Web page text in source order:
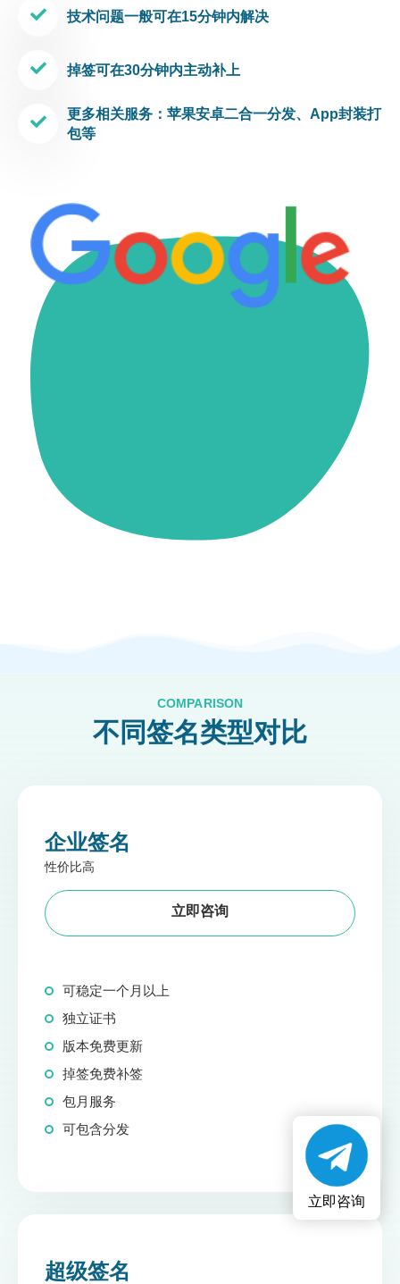
技术问题一般可在15分钟内解决
掉签可在30分钟内主动补上
更多相关服务：苹果安卓二合一分发、App封装打
包等
COMPARISON
不同签名类型对比
企业签名
性价比高
立即咨询
可稳定一个月以上
独立证书
版本免费更新
掉签免费补签
包月服务
可包含分发
超级签名
立即咨询